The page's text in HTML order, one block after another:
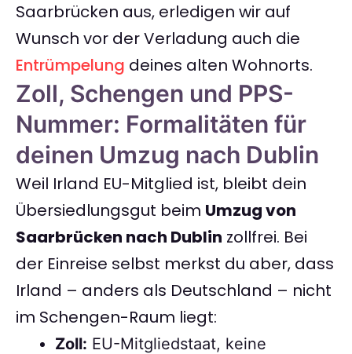
Saarbrücken aus, erledigen wir auf
Wunsch vor der Verladung auch die
Entrümpelung deines alten Wohnorts.
Zoll, Schengen und PPS-
Nummer: Formalitäten für
deinen Umzug nach Dublin
Weil Irland EU-Mitglied ist, bleibt dein
Übersiedlungsgut beim Umzug von
Saarbrücken nach Dublin zollfrei. Bei
der Einreise selbst merkst du aber, dass
Irland – anders als Deutschland – nicht
im Schengen-Raum liegt:
Zoll: EU-Mitgliedstaat, keine